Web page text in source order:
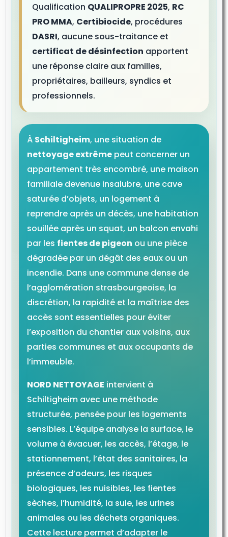
Qualification QUALIPROPRE 2025, RC
PRO MMA, Certibiocide, procédures
DASRI, aucune sous-traitance et
certificat de désinfection apportent
une réponse claire aux familles,
propriétaires, bailleurs, syndics et
professionnels.
À Schiltigheim, une situation de
nettoyage extrême peut concerner un
appartement très encombré, une maison
familiale devenue insalubre, une cave
saturée d’objets, un logement à
reprendre après un décès, une habitation
souillée après un squat, un balcon envahi
par les fientes de pigeon ou une pièce
dégradée par un dégât des eaux ou un
incendie. Dans une commune dense de
l’agglomération strasbourgeoise, la
discrétion, la rapidité et la maîtrise des
accès sont essentielles pour éviter
l’exposition du chantier aux voisins, aux
parties communes et aux occupants de
l’immeuble.
NORD NETTOYAGE intervient à
Schiltigheim avec une méthode
structurée, pensée pour les logements
sensibles. L’équipe analyse la surface, le
volume à évacuer, les accès, l’étage, le
stationnement, l’état des sanitaires, la
présence d’odeurs, les risques
biologiques, les nuisibles, les fientes
sèches, l’humidité, la suie, les urines
animales ou les déchets organiques.
Cette lecture permet d’adapter le